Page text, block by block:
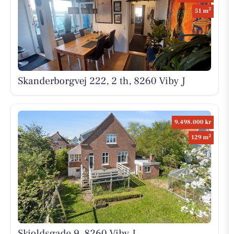
51 m2
Skanderborgvej 222, 2 th, 8260 Viby J
9.498.000 kr
129 m2